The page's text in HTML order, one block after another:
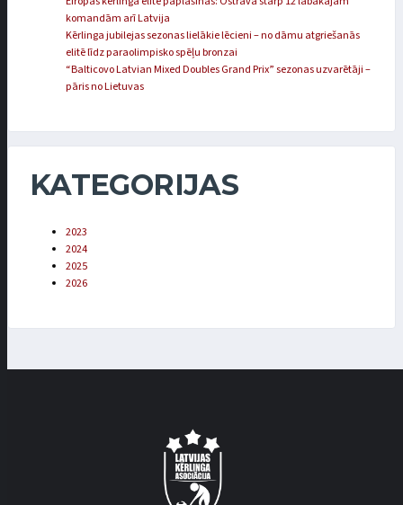
komandām arī Latvija
Kērlinga jubilejas sezonas lielākie lēcieni – no dāmu atgriešanās
elitē līdz paraolimpisko spēļu bronzai
“Balticovo Latvian Mixed Doubles Grand Prix” sezonas uzvarētāji –
pāris no Lietuvas
KATEGORIJAS
2023
2024
2025
2026